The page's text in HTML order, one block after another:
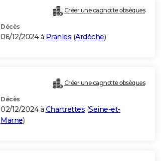
Créer une cagnotte obsèques
Décès
06/12/2024 à Pranles (Ardèche)
Créer une cagnotte obsèques
Décès
02/12/2024 à Chartrettes (Seine-et-
Marne)